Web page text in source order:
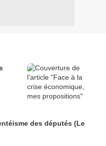
des députés (Le